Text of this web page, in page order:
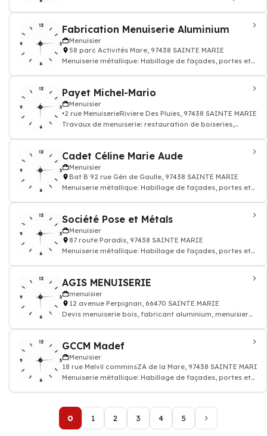
Fabrication Menuiserie Aluminium
Menuisier
58 parc Activités Mare, 97438 SAINTE MARIE
Menuiserie métallique: Habillage de façades, portes et
Payet Michel-Mario
Menuisier
2 rue MenuiserieRiviere Des Pluies, 97438 SAINTE MARIE
Travaux de menuiserie: restauration de boiseries,
Cadet Céline Marie Aude
Menuisier
Bat B 92 rue Gén de Gaulle, 97438 SAINTE MARIE
Menuiserie métallique: Habillage de façades, portes et
Société Pose et Métals
Menuisier
87 route Paradis, 97438 SAINTE MARIE
Menuiserie métallique: Habillage de façades, portes et
AGIS MENUISERIE
menuisier
12 avenue Perpignan, 66470 SAINTE MARIE
Devis menuiserie bois, fabricant aluminium, menuisier
GCCM Madef
Menuisier
18 rue Melvil comminsZA de la Mare, 97438 SAINTE MARIE
Menuiserie métallique: Habillage de façades, portes et
0 1 2 3 4 5